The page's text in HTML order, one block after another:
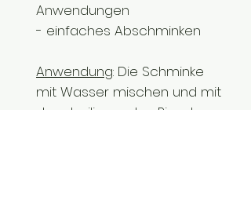
Anwendungen
- einfaches Abschminken
Anwendung: Die Schminke
mit Wasser mischen und mit
dem beiliegenden Pinsel